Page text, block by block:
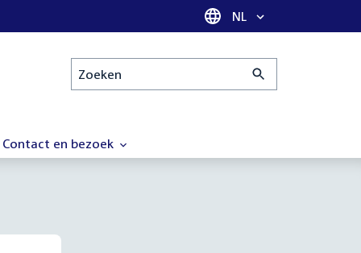
Taal selectie
NL
Zoeken
Contact en bezoek